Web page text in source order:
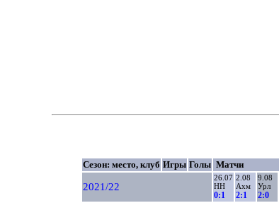
Сезон: место, клуб Игры Голы Матчи
2021/22
26.07
НН
0:1
2.08
Ахм
2:1
9.08
Урл
2:0